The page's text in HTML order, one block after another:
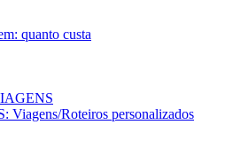
quanto custa
Roteiros personalizados